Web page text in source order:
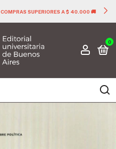
SUPERIORES A $ 40.000 🚚
0